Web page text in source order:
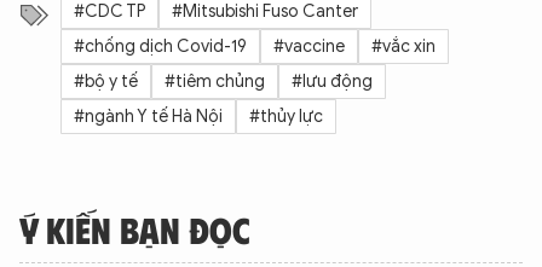
#CDC TP
#Mitsubishi Fuso Canter
#chống dịch Covid-19
#vaccine
#vắc xin
#bộ y tế
#tiêm chủng
#lưu động
#ngành Y tế Hà Nội
#thủy lực
Ý KIẾN BẠN ĐỌC
XIN CHÀO,
Hãy hỏi tôi bất kỳ điều gì bạn cần biết về